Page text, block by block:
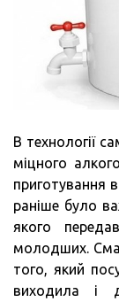
В технології
міцного
приготування
раніше було
якого
молодших.
того, який
виходила і